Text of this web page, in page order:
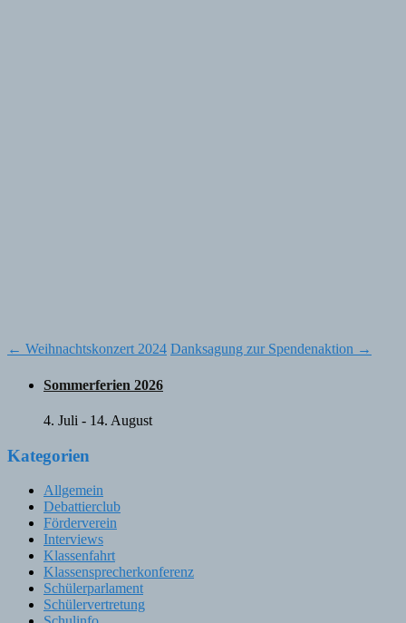
Post
navigation
← Weihnachtskonzert 2024 Danksagung zur Spendenaktion →
Sommerferien 2026
4. Juli - 14. August
Kategorien
Allgemein
Debattierclub
Förderverein
Interviews
Klassenfahrt
Klassensprecherkonferenz
Schülerparlament
Schülervertretung